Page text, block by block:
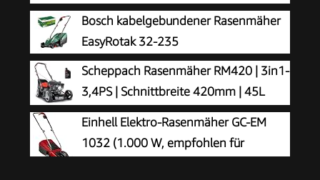
Bosch kabelgebundener Rasenmäher
EasyRotak 32-235
Scheppach Rasenmäher RM420 | 3in1-
3,4PS | Schnittbreite 420mm | 45L
Fangkorb | Schnitthöhenverstellung
25-75 mm | inkl. Motoröl
Einhell Elektro-Rasenmäher GC-EM
1032 (1.000 W, empfohlen für